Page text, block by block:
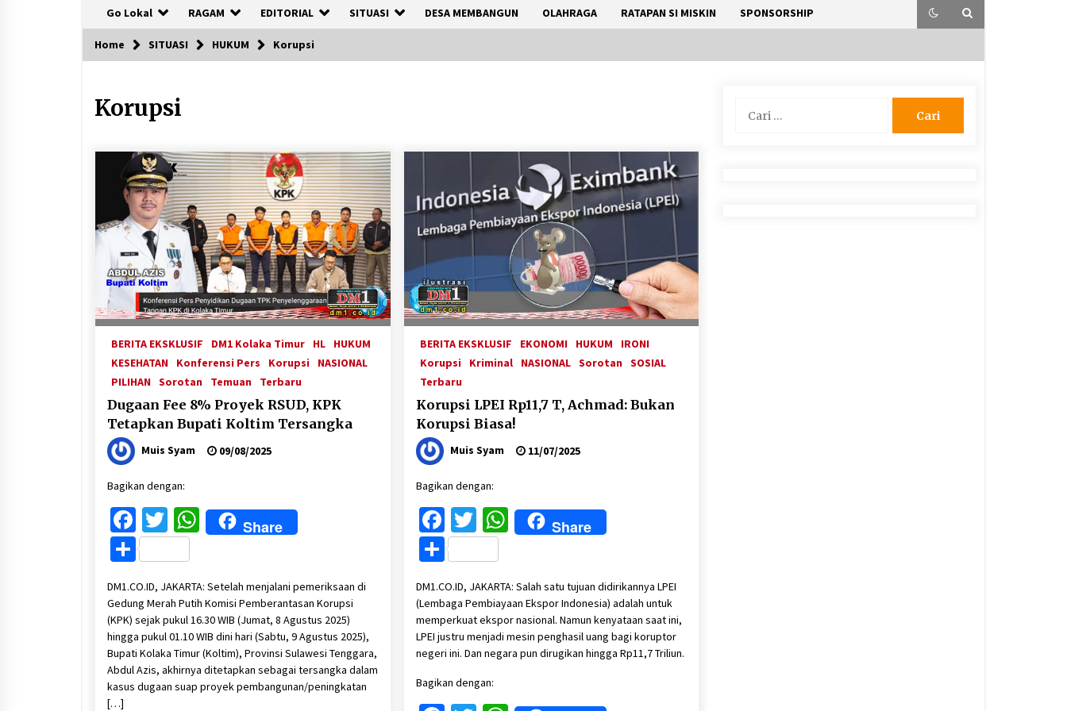
Go Lokal RAGAM EDITORIAL SITUASI DESA MEMBANGUN OLAHRAGA RATAPAN SI MISKIN SPONSORSHIP
Home SITUASI HUKUM Korupsi
Korupsi
BERITA EKSKLUSIF DM1 Kolaka Timur HL
HUKUM
KESEHATAN
Konferensi Pers Korupsi
NASIONAL
PILIHAN Sorotan Temuan Terbaru
Dugaan Fee 8% Proyek RSUD, KPK
Tetapkan Bupati Koltim Tersangka
Muis Syam 09/08/2025
Bagikan dengan:
Facebook
Twitter
WhatsApp
Share
Share
DM1.CO.ID, JAKARTA: Setelah menjalani pemeriksaan di
Gedung Merah Putih Komisi Pemberantasan Korupsi
(KPK) sejak pukul 16.30 WIB (Jumat, 8 Agustus 2025)
hingga pukul 01.10 WIB dini hari (Sabtu, 9 Agustus 2025),
Bupati Kolaka Timur (Koltim), Provinsi Sulawesi Tenggara,
Abdul Azis, akhirnya ditetapkan sebagai tersangka dalam
kasus dugaan suap proyek pembangunan/peningkatan
[…]
BERITA EKSKLUSIF EKONOMI HUKUM
IRONI
Korupsi
Kriminal NASIONAL Sorotan SOSIAL
Terbaru
Korupsi LPEI Rp11,7 T, Achmad: Bukan
Korupsi Biasa!
Muis Syam 11/07/2025
Bagikan dengan:
Facebook
Twitter
WhatsApp
Share
Share
DM1.CO.ID, JAKARTA: Salah satu tujuan didirikannya LPEI
(Lembaga Pembiayaan Ekspor Indonesia) adalah untuk
memperkuat ekspor nasional. Namun kenyataan saat ini,
LPEI justru menjadi mesin penghasil uang bagi koruptor
negeri ini. Dan negara pun dirugikan hingga Rp11,7 Triliun.
Bagikan dengan:
untuk: